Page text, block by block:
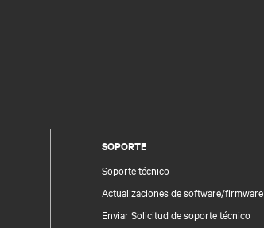
SOPORTE
Soporte técnico
Actualizaciones de software/firmware
Enviar Solicitud de soporte técnico